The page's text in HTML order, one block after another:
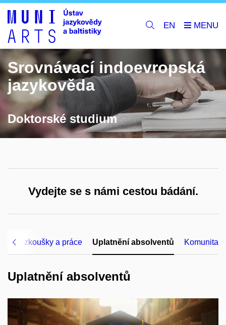
EN
Srovnávací indoevropská
jazykověda
Doktorské studium
Vydejte se s námi cestou bádání.
zkoušky a práce Uplatnění absolventů Komunita
Uplatnění absolventů